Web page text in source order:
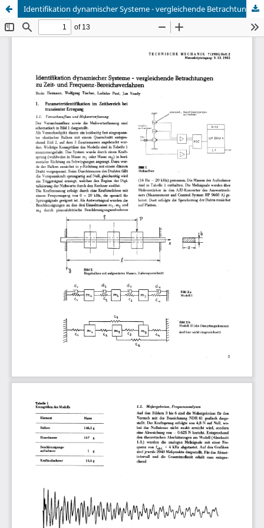
Identifikation dynamischer Systeme - vergleichende Betrachtungen zu Zeit- und Frequenz-Bereichsverfahren